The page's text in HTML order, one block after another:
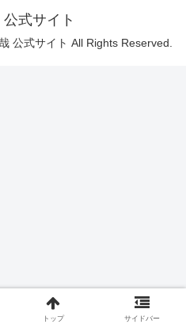
式サイト
公式サイト All Rights Reserved.
トップ サイドバー